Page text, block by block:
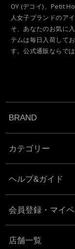
OY (デコイ)、Petit
人女子ブランドのア
そ、あなたのお気に
テムは毎日入荷して
す。公式通販ならで
BRAND
カテゴリー
ヘルプ&ガイド
会員登録・マイ
店舗一覧